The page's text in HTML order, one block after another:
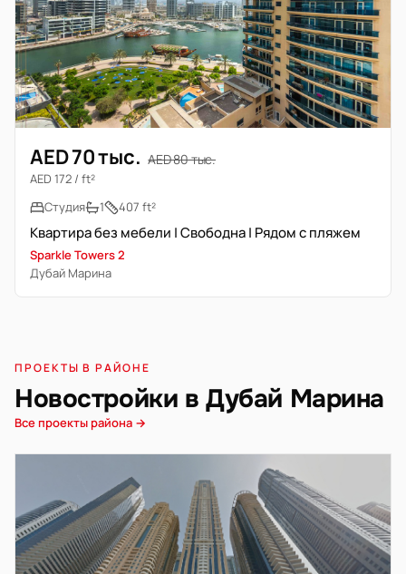
AED 70 тыс. AED 80 тыс.
AED 172 / ft²
Студия
1 407 ft²
Квартира без мебели | Свободна | Рядом с пляжем
Sparkle Towers 2
Дубай Марина
ПРОЕКТЫ В РАЙОНЕ
Новостройки в Дубай Марина
Все проекты района →